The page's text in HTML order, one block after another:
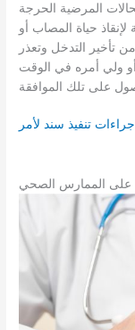
المرضية الحرجة
حياة المصاب أو
تأخير التدخل وتعذر
ولي أمره في الوقت
تنفيذ سند لأمر
على الممارس الصحي